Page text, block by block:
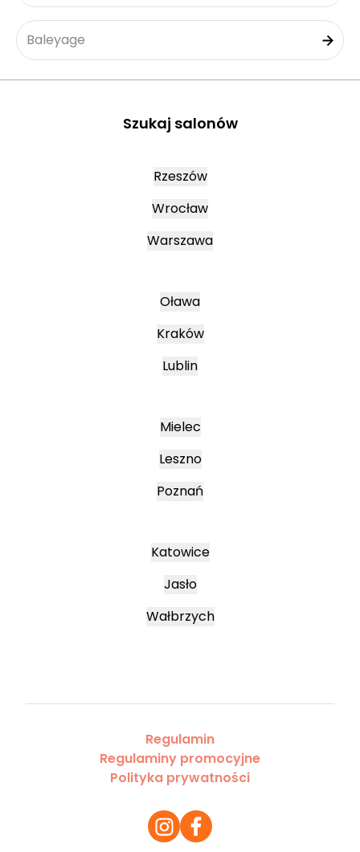
Baleyage
Szukaj salonów
Rzeszów
Wrocław
Warszawa
Oława
Kraków
Lublin
Mielec
Leszno
Poznań
Katowice
Jasło
Wałbrzych
Regulamin
Regulaminy promocyjne
Polityka prywatności